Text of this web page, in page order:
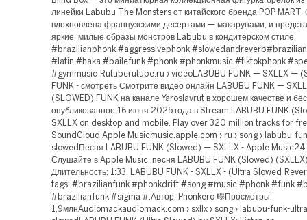
линейки Labubu The Monsters от китайского бренда POP MART.
вдохновлена французскими десертами — макарунами, и
яркие, милые образы монстров Labubu в кондитерском стиле.
#brazilianphonk #aggressivephonk
#latin #haka #bailefunk #phonk #phonkmusic #tiktokphonk
#gymmusic Rutuberutube.ru › videoLABUBU FUNK — SXLLX —
FUNK - смотреть Смотрите видео онлайн LABUBU FUNK —
(SLOWED) FUNK на канале Yaroslavrut в хорошем качестве и
опубликованное 16 июня 2025 года в Stream LABUBU FUNK
SXLLX on desktop and mobile. Play over 320 million tracks for
SoundCloud.Apple Musicmusic.apple.com › ru › song › labubu-
slowedПесня LABUBU FUNK (Slowed) — SXLLX - Apple Music24
Слушайте в Apple Music: песня LABUBU FUNK (Slowed)
Длительность: 1:33. LABUBU FUNK - SXLLX - (Ultra Slowed
tags: #brazilianfunk #phonkdrift #song #music #phonk #funk
#brazilianfunk #sigma #.Автор: Phonkero 🎼Просмотры:
1,9млнAudiomackaudiomack.com › sxllx › song › labubu-funk-